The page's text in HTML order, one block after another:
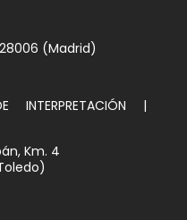
(Madrid)
INTERPRETACIÓN |
Km. 4